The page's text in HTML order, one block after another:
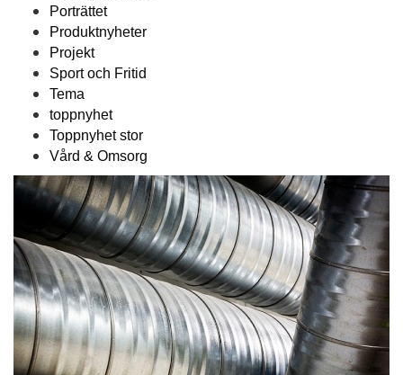
Porträttet
Produktnyheter
Projekt
Sport och Fritid
Tema
toppnyhet
Toppnyhet stor
Vård & Omsorg